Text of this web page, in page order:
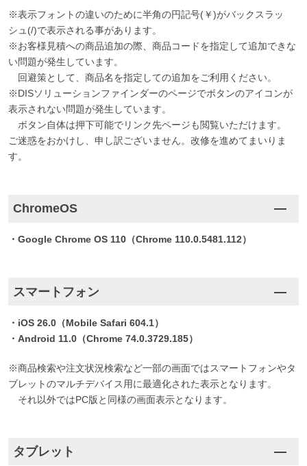
※表示フォントの違いのために半角の円記号(￥)がバックスラッ
シュ(/)で表示される事があります。
※お客様見積への商品追加の際、商品コードを指定して追加できな
い問題が発生しています。
回避策として、商品名を指定しての追加をご利用ください。
※DISソリューションファインダーのページでボタンのアイコンが
表示されない問題が発生しています。
ボタン自体は押下可能でリンク先ページも閲覧いただけます。
ご迷惑をおかけし、申し訳ございません。改修を進めてまいりま
す。
ChromeOS
・Google Chrome OS 110（Chrome 110.0.5481.112）
スマートフォン
・iOS 26.0（Mobile Safari 604.1）
・Android 11.0（Chrome 74.0.3729.185）
※商品検索や注文状況検索など一部の画面ではスマートフォンやタ
ブレットのマルチデバイス用に最適化された表示となります。
それ以外ではPC版と同様の画面表示となります。
タブレット